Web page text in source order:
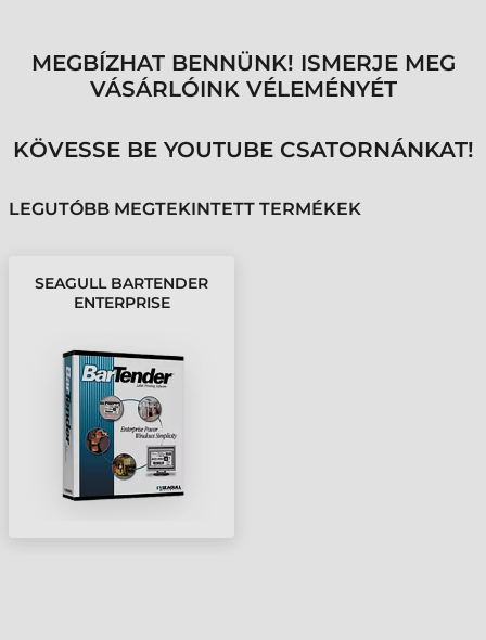
MEGBÍZHAT BENNÜNK! ISMERJE MEG
VÁSÁRLÓINK VÉLEMÉNYÉT
KÖVESSE BE YOUTUBE CSATORNÁNKAT!
LEGUTÓBB MEGTEKINTETT TERMÉKEK
SEAGULL BARTENDER
ENTERPRISE